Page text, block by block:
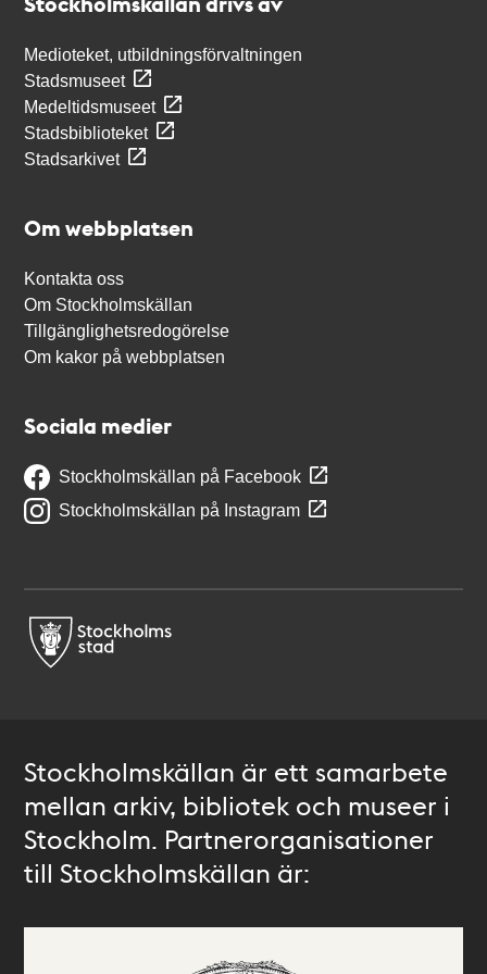
Medioteket, utbildningsförvaltningen
Stadsmuseet
Medeltidsmuseet
Stadsbiblioteket
Stadsarkivet
Om webbplatsen
Kontakta oss
Om Stockholmskällan
Tillgänglighetsredogörelse
Om kakor på webbplatsen
Sociala medier
Stockholmskällan på Facebook
Stockholmskällan på Instagram
Stockholmskällan är ett samarbete
mellan arkiv, bibliotek och museer i
Stockholm. Partnerorganisationer
till Stockholmskällan är: